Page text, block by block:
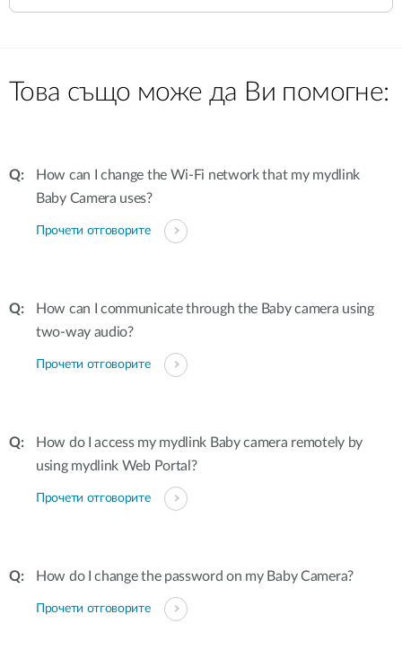
Това също може да Ви помогне:
How can I change the Wi-Fi network that my mydlink
Baby Camera uses?
Прочети отговорите
How can I communicate through the Baby camera using
two-way audio?
Прочети отговорите
How do I access my mydlink Baby camera remotely by
using mydlink Web Portal?
Прочети отговорите
How do I change the password on my Baby Camera?
Прочети отговорите